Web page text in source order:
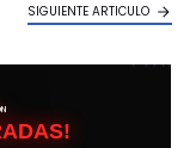
SIGUIENTE ARTICULO